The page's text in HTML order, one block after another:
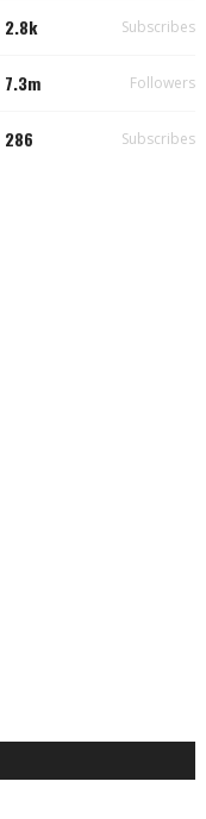
2.8k Subscribes
7.3m Followers
286 Subscribes